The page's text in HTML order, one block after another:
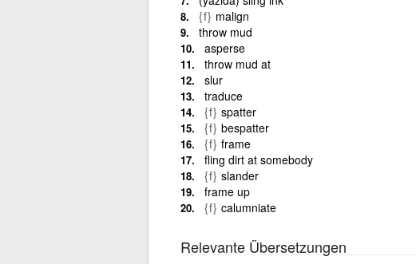
{f} malign
throw mud
asperse
throw mud at
slur
traduce
{f} spatter
{f} bespatter
{f} frame
fling dirt at somebody
{f} slander
frame up
{f} calumniate
Relevante Übersetzungen